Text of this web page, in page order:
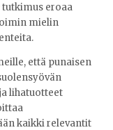
tutkimus eroaa
mielin
että punaisen
lihatuotteet
kaikki relevantit